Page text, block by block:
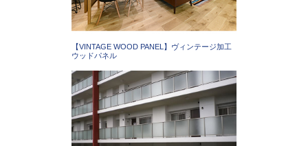
【VINTAGE WOOD PANEL】ヴィンテージ加工
ウッドパネル